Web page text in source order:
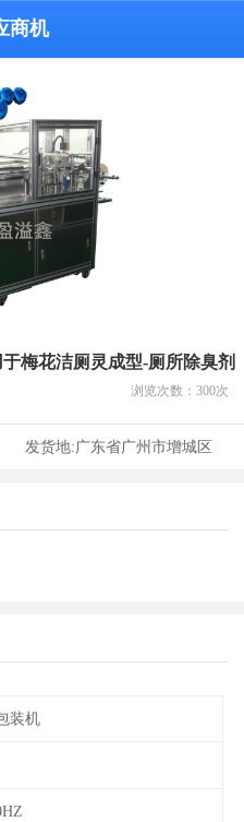
商机
梅花洁厕灵成型-厕所除臭剂
浏览次数： 300次
发货地:广东省广州市增城区
装机